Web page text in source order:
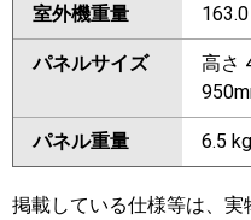
室外機重量
パネルサイズ
高さ
パネル重量 6.5 kg
掲載している仕様等は、